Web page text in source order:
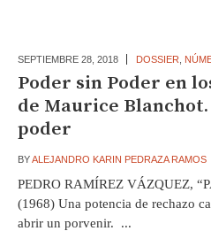
SEPTIEMBRE 28, 2018 DOSSIER
Poder sin Poder en
de Maurice
poder
BYALEJANDRO KARIN PEDRAZA RAMOS
PEDRO RAMÍREZ VÁZQUEZ,
(1968) Una potencia de rechazo
abrir un porvenir. ...